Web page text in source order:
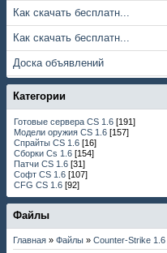
Как скачать бесплатн...
Как скачать бесплатн...
Доска объявлений
Категории
Готовые сервера CS 1.6 [191]
Модели оружия CS 1.6 [157]
Спрайты CS 1.6 [16]
Сборки Cs 1.6 [154]
Патчи CS 1.6 [31]
Софт CS 1.6 [107]
CFG CS 1.6 [92]
Файлы
Главная » Файлы » Сounter-Strike 1.6